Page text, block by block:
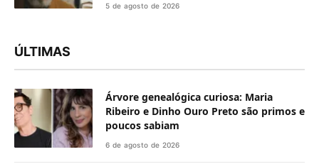
5 de agosto de 2026
ÚLTIMAS
Árvore genealógica curiosa: Maria
Ribeiro e Dinho Ouro Preto são primos e
poucos sabiam
6 de agosto de 2026